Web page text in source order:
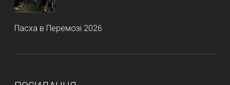
Пасха в Перемозі 2026